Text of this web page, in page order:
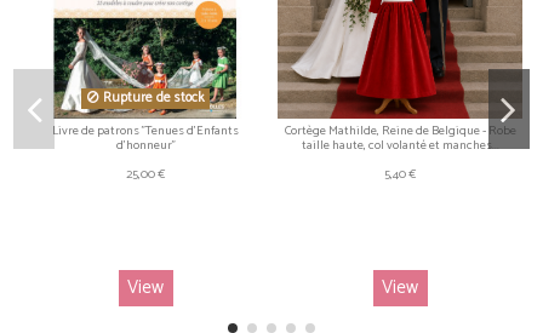
Rupture de stock
Livre de patrons "Tenues d'Enfants
d'honneur"
25,00 €
View
Cortège Mathilde, Reine de Belgique - Robe
taille haute, col volanté et manches...
5,40 €
View